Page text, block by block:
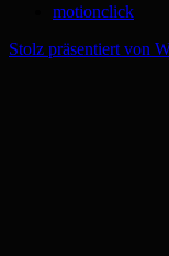
motionclick
Stolz präsentiert von